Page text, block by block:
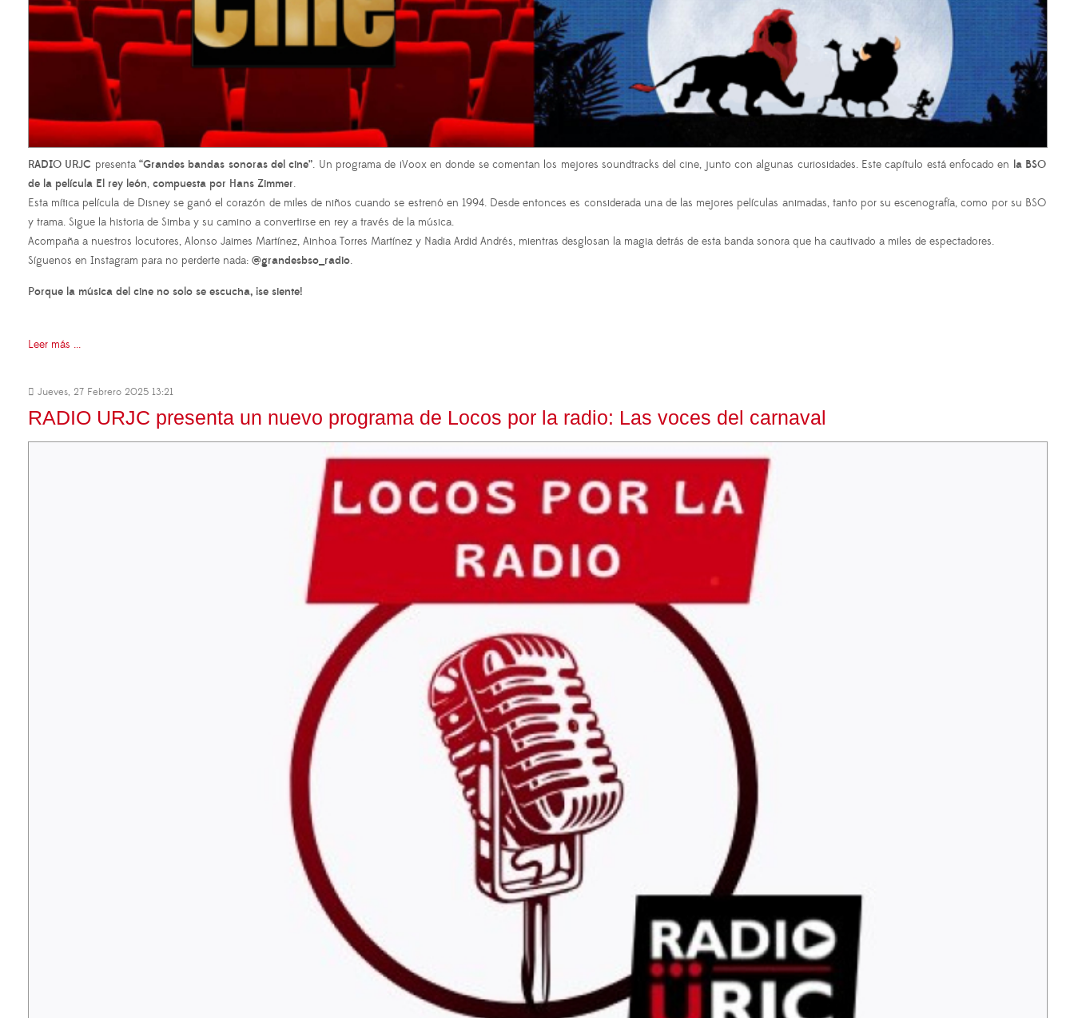
RADIO URJC presenta“Grandes bandas sonoras del cine”. Un programa de iVoox en donde se comentan los mejores soundtracks del cine, junto con algunas curiosidades. Este capítulo está enfocado en la BSO
de la película El rey león, compuesta por Hans Zimmer.
Esta mítica película de Disney se ganó el corazón de miles de niños cuando se estrenó en 1994. Desde entonces es considerada una de las mejores películas animadas, tanto por su escenografía, como por su BSO
y trama. Sigue la historia de Simba y su camino a convertirse en rey a través de la música.
Acompaña a nuestros locutores, Alonso Jaimes Martínez, Ainhoa Torres Martínez y Nadia Ardid Andrés, mientras desglosan la magia detrás de esta banda sonora que ha cautivado a miles de espectadores.
Síguenos en Instagram para no perderte nada: @grandesbso_radio.
Porque la música del cine no solo se escucha, ¡se siente!
Leer más ...
Jueves, 27 Febrero 2025 13:21
RADIO URJC presenta un nuevo programa de Locos por la radio: Las voces del carnaval